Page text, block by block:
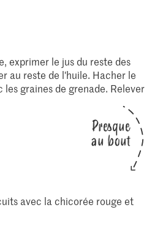
exprimer le jus du reste des
au reste de l'huile. Hacher le
graines de grenade. Relever
Presque
au bout
avec la chicorée rouge et